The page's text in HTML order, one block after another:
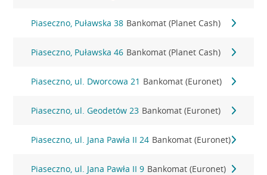
Piaseczno, Puławska 38 Bankomat (Planet Cash)
Piaseczno, Puławska 46 Bankomat (Planet Cash)
Piaseczno, ul. Dworcowa 21 Bankomat (Euronet)
Piaseczno, ul. Geodetów 23 Bankomat (Euronet)
Piaseczno, ul. Jana Pawła II 24 Bankomat (Euronet)
Piaseczno, ul. Jana Pawła II 9 Bankomat (Euronet)